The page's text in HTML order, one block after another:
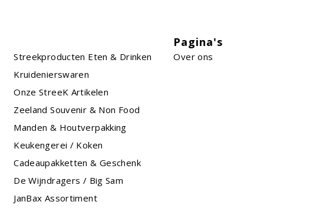
Streekproducten Eten & Drinken
Kruidenierswaren
Onze StreeK Artikelen
Zeeland Souvenir & Non Food
Manden & Houtverpakking
Keukengerei / Koken
Cadeaupakketten & Geschenk
De Wijndragers / Big Sam
JanBax Assortiment
Pagina's
Over ons